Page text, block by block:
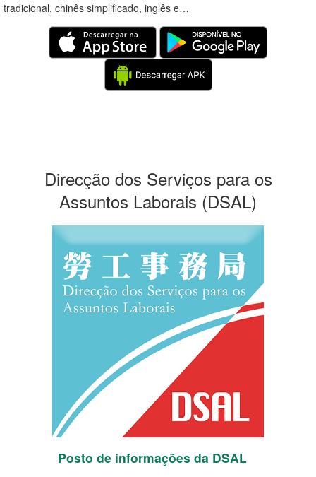
tradicional, chinês simplificado, inglês e…
Direcção dos Serviços para os
Assuntos Laborais (DSAL)
Posto de informações da DSAL